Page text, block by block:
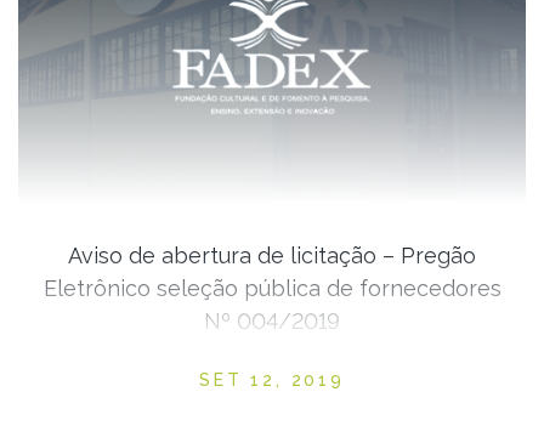
Aviso de abertura de licitação – Pregão
Eletrônico seleção pública de fornecedores
Nº 004/2019
Posted on
SET 12, 2019